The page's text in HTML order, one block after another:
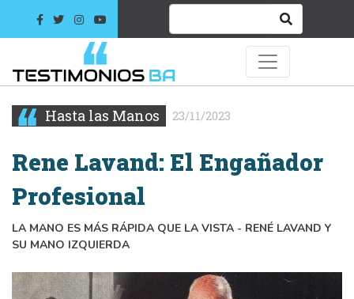
Hasta las Manos 23/11/2023
Rene Lavand: El Engañador
Profesional
LA MANO ES MÁS RÁPIDA QUE LA VISTA - RENÉ LAVAND Y
SU MANO IZQUIERDA